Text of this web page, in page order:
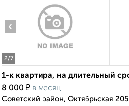
2/7
‹
1-к квартира, на длительный
8 000 ₽ в месяц
Советский район, Октябрьская 205